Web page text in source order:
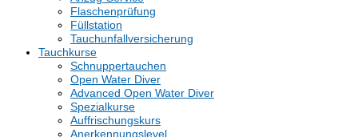
Flaschenprüfung
Füllstation
Tauchunfallversicherung
Tauchkurse
Schnuppertauchen
Open Water Diver
Advanced Open Water Diver
Spezialkurse
Auffrischungskurs
Anerkennungslevel